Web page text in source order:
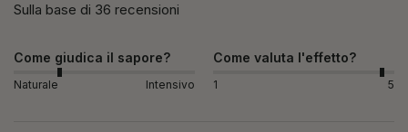
Sulla base di 36 recensioni
Come giudica il sapore?
Naturale Intensivo
Come valuta l'effetto?
1 5